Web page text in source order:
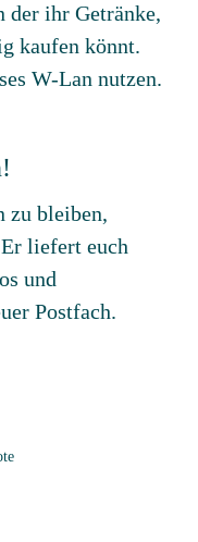
der ihr Getränke,
kaufen könnt.
W-Lan nutzen.
zu bleiben,
Er liefert euch
und
Postfach.